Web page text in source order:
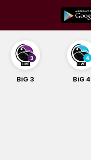
content
BiG 3 BiG 4